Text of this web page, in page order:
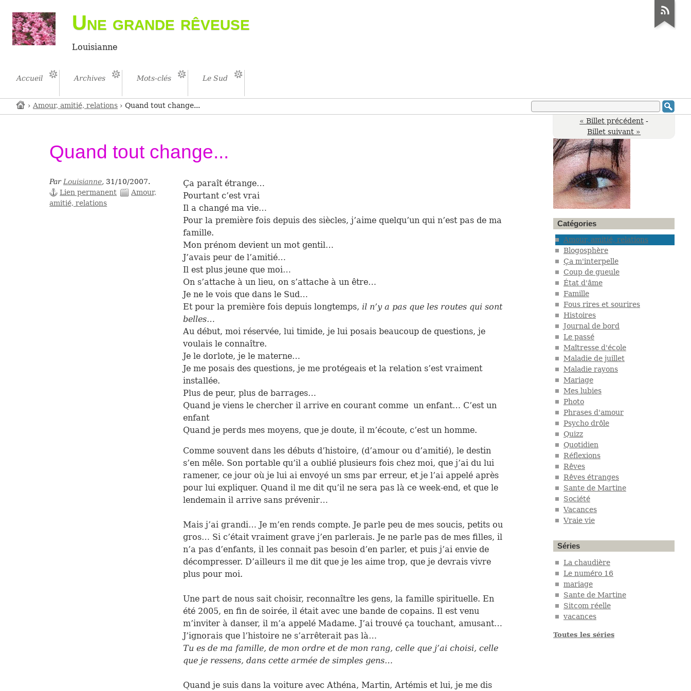
Une grande rêveuse
Louisianne
Accueil Archives Mots-clés Le Sud
› Amour, amitié, relations › Quand tout change...
« Billet précédent -
Billet suivant »
Quand tout change...
Par Louisianne, 31/10/2007.
Lien permanent
Amour,
amitié, relations
Ça paraît étrange…
Pourtant c’est vrai
Il a changé ma vie…
Pour la première fois depuis des siècles, j’aime quelqu’un qui n’est pas de ma
famille.
Mon prénom devient un mot gentil…
J’avais peur de l’amitié…
Il est plus jeune que moi…
On s’attache à un lieu, on s’attache à un être…
Je ne le vois que dans le Sud…
Et pour la première fois depuis longtemps, il n’y a pas que les routes qui sont
belles…
Au début, moi réservée, lui timide, je lui posais beaucoup de questions, je
voulais le connaître.
Je le dorlote, je le materne…
Je me posais des questions, je me protégeais et la relation s’est vraiment
installée.
Plus de peur, plus de barrages…
Quand je viens le chercher il arrive en courant comme un enfant… C’est un
enfant
Quand je perds mes moyens, que je doute, il m’écoute, c’est un homme.
Comme souvent dans les débuts d’histoire, (d’amour ou d’amitié), le destin
s’en mêle. Son portable qu’il a oublié plusieurs fois chez moi, que j’ai du lui
ramener, ce jour où je lui ai envoyé un sms par erreur, et je l’ai appelé après
pour lui expliquer. Quand il me dit qu’il ne sera pas là ce week-end, et que le
lendemain il arrive sans prévenir…
Mais j’ai grandi… Je m’en rends compte. Je parle peu de mes soucis, petits ou
gros… Si c’était vraiment grave j’en parlerais. Je ne parle pas de mes filles, il
n’a pas d’enfants, il les connait pas besoin d’en parler, et puis j’ai envie de
décompresser. D’ailleurs il me dit que je les aime trop, que je devrais vivre
plus pour moi.
Une part de nous sait choisir, reconnaître les gens, la famille spirituelle. En
été 2005, en fin de soirée, il était avec une bande de copains. Il est venu
m’inviter à danser, il m’a appelé Madame. J’ai trouvé ça touchant, amusant…
J’ignorais que l’histoire ne s’arrêterait pas là…
Tu es de ma famille, de mon ordre et de mon rang, celle que j’ai choisi, celle
que je ressens, dans cette armée de simples gens…
Quand je suis dans la voiture avec Athéna, Martin, Artémis et lui, je me dis
Catégories
Amour, amitié, relations
Blogosphère
Ça m'interpelle
Coup de gueule
État d'âme
Famille
Fous rires et sourires
Histoires
Journal de bord
Le passé
Maîtresse d'école
Maladie de juillet
Maladie rayons
Mariage
Mes lubies
Photo
Phrases d'amour
Psycho drôle
Quizz
Quotidien
Réflexions
Rêves
Rêves étranges
Sante de Martine
Société
Vacances
Vraie vie
Séries
La chaudière
Le numéro 16
mariage
Sante de Martine
Sitcom réelle
vacances
Toutes les séries